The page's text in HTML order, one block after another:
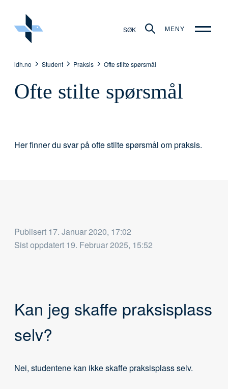
SØK MENY
ldh.no Student Praksis Ofte stilte spørsmål
Ofte stilte spørsmål
Her finner du svar på ofte stilte spørsmål om praksis.
Publisert 17. Januar 2020, 17:02
Sist oppdatert 19. Februar 2025, 15:52
Kan jeg skaffe praksisplass
selv?
Nei, studentene kan ikke skaffe praksisplass selv.